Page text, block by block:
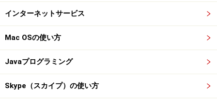
インターネットサービス
Mac OSの使い方
Javaプログラミング
Skype（スカイプ）の使い方